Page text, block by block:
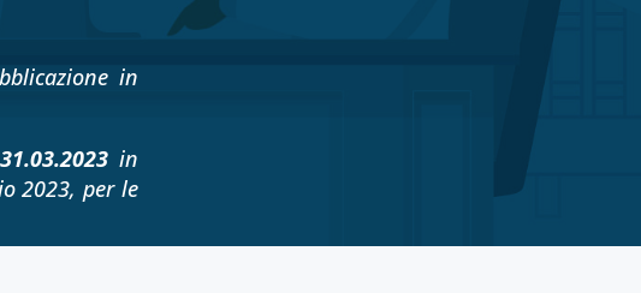
in
in
2023, per le